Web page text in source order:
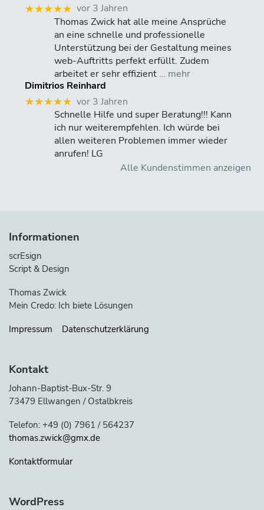
★★★★★ vor 3 Jahren
Thomas Zwick hat alle meine Ansprüche
an eine schnelle und professionelle
Unterstützung bei der Gestaltung meines
web-Auftritts perfekt erfüllt. Zudem
arbeitet er sehr effizient … mehr
Dimitrios Reinhard
★★★★★ vor 3 Jahren
Schnelle Hilfe und super Beratung!!! Kann
ich nur weiterempfehlen. Ich würde bei
allen weiteren Problemen immer wieder
anrufen! LG
Alle Kundenstimmen anzeigen
Informationen
scrEsign
Script & Design
Thomas Zwick
Mein Credo: Ich biete Lösungen
Impressum
Datenschutzerklärung
Kontakt
Johann-Baptist-Bux-Str. 9
73479 Ellwangen / Ostalbkreis
Telefon: +49 (0) 7961 / 564237
thomas.zwick@gmx.de
Kontaktformular
WordPress